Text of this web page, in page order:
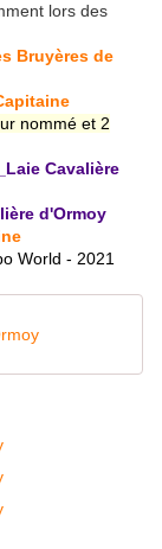
lors des
Bruyères de
nommé et 2
Cavalière
d'Ormoy
World - 2021